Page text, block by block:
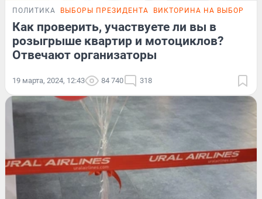
ПОЛИТИКА ВЫБОРЫ ПРЕЗИДЕНТА ВИКТОРИНА НА ВЫБОРАХ
Как проверить, участвуете ли вы в
розыгрыше квартир и мотоциклов?
Отвечают организаторы
19 марта, 2024, 12:43 84 740 318